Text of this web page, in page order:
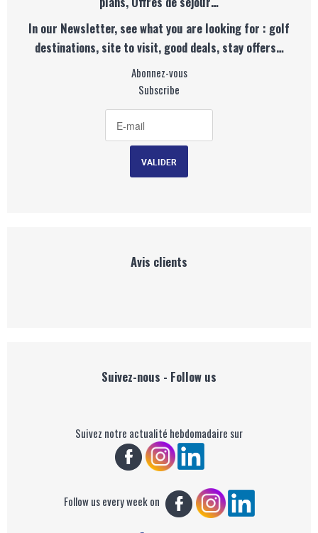
In our Newsletter, see what you are looking for : golf
destinations, site to visit, good deals, stay offers…
Abonnez-vous
Subscribe
Avis clients
Suivez-nous - Follow us
Suivez notre actualité hebdomadaire sur
Follow us every week on